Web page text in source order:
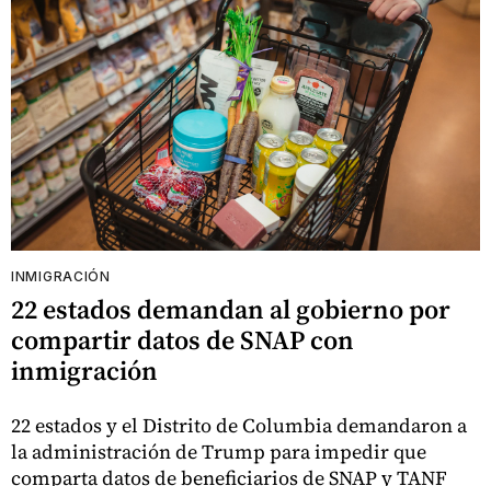
INMIGRACIÓN
22 estados demandan al gobierno por
compartir datos de SNAP con
inmigración
22 estados y el Distrito de Columbia demandaron a
la administración de Trump para impedir que
comparta datos de beneficiarios de SNAP y TANF